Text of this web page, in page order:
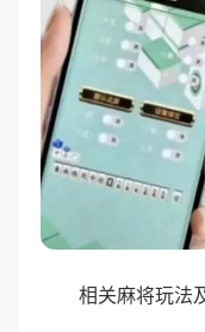
相关麻将玩法